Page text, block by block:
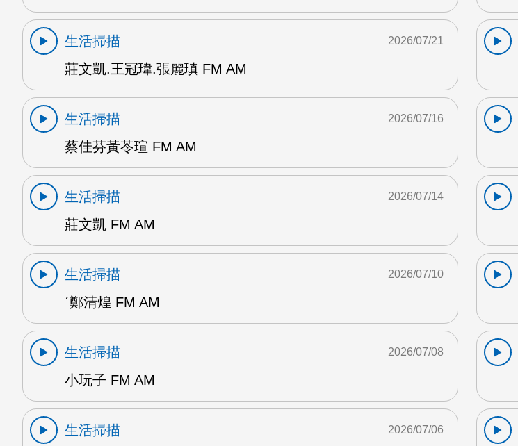
生活掃描
莊文凱.王冠瑋.張麗瑱 FM AM
2026/07/21
生活掃描
蔡佳芬黃苓瑄 FM AM
2026/07/16
生活掃描
莊文凱 FM AM
2026/07/14
生活掃描
ˊ鄭清煌 FM AM
2026/07/10
生活掃描
小玩子 FM AM
2026/07/08
生活掃描
2026/07/06